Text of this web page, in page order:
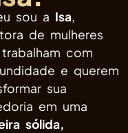
sou a Isa,
de mulheres
com
e querem
sua
em uma
sólida,